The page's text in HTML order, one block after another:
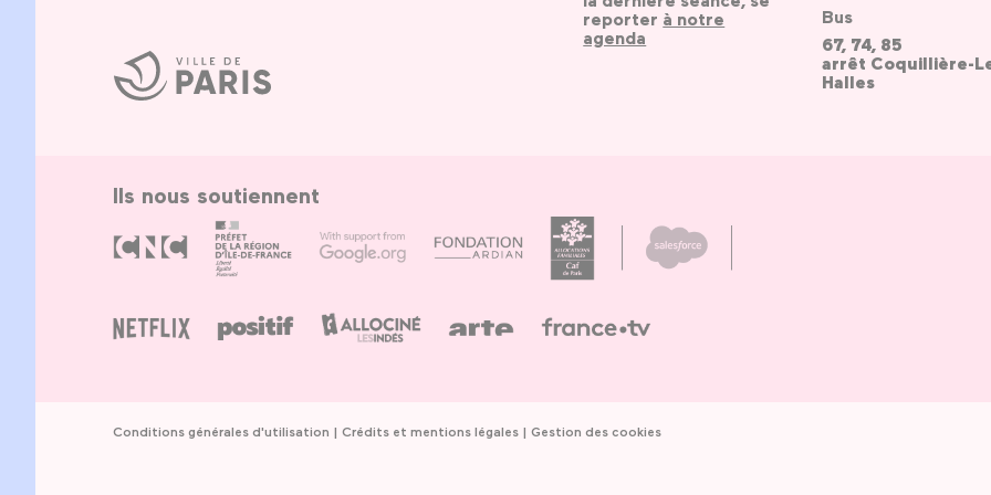
Ville
de
Paris
reporter à notre
agenda
Bus
67, 74, 85
arrêt Coquillière-
Halles
Ils nous soutiennent
Conditions générales d'utilisation Crédits et mentions légales Gestion des cookies